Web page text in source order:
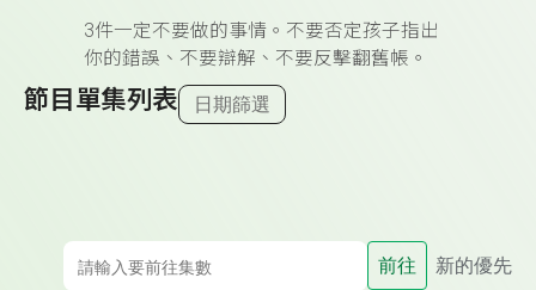
3件一定不要做的事情。不要否定孩子指出
你的錯誤、不要辯解、不要反擊翻舊帳。
節目單集列表 日期篩選
前往 新的優先